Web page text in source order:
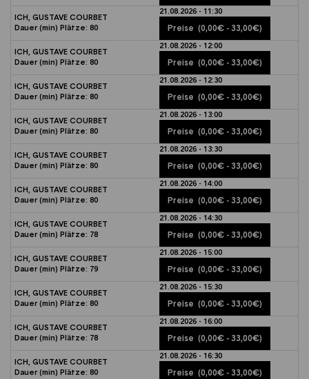
ICH, GUSTAVE COURBET
Dauer (min) Plätze: 80
21.08.2026 - 11:30
Preise (0,00€ - 33,00€)
ICH, GUSTAVE COURBET
Dauer (min) Plätze: 80
21.08.2026 - 12:00
Preise (0,00€ - 33,00€)
ICH, GUSTAVE COURBET
Dauer (min) Plätze: 80
21.08.2026 - 12:30
Preise (0,00€ - 33,00€)
ICH, GUSTAVE COURBET
Dauer (min) Plätze: 80
21.08.2026 - 13:00
Preise (0,00€ - 33,00€)
ICH, GUSTAVE COURBET
Dauer (min) Plätze: 80
21.08.2026 - 13:30
Preise (0,00€ - 33,00€)
ICH, GUSTAVE COURBET
Dauer (min) Plätze: 80
21.08.2026 - 14:00
Preise (0,00€ - 33,00€)
ICH, GUSTAVE COURBET
Dauer (min) Plätze: 78
21.08.2026 - 14:30
Preise (0,00€ - 33,00€)
ICH, GUSTAVE COURBET
Dauer (min) Plätze: 79
21.08.2026 - 15:00
Preise (0,00€ - 33,00€)
ICH, GUSTAVE COURBET
Dauer (min) Plätze: 80
21.08.2026 - 15:30
Preise (0,00€ - 33,00€)
ICH, GUSTAVE COURBET
Dauer (min) Plätze: 78
21.08.2026 - 16:00
Preise (0,00€ - 33,00€)
ICH, GUSTAVE COURBET
Dauer (min) Plätze: 80
21.08.2026 - 16:30
Preise (0,00€ - 33,00€)